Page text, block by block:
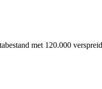
met 120.000